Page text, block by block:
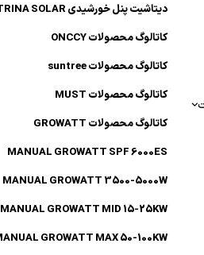
دیتاشیت پنل خورشیدی TRINA SOLAR
کاتالوگ محصولات ONCCY
کاتالوگ محصولات suntree
کاتالوگ محصولات MUST
کاتالوگ محصولات GROWATT
MANUAL GROWATT SPF 6000ES
MANUAL GROWATT 3500-5000W
MANUAL GROWATT MID 15-25KW
MANUAL GROWATT MAX 50-100KW